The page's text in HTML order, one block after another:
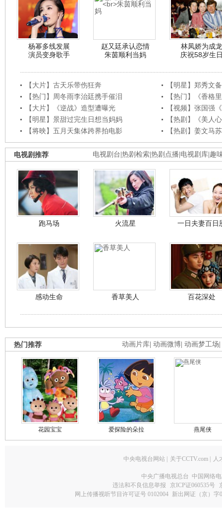
杨幂多线发展
演员变身歌手
赵又廷承认恋情
朱茵顺利当妈
林凤娇为成龙
庆祝58岁生
【大片】古天乐带伤狂奔
【明星】郑秀文
【热门】周冬雨李治廷携手催泪
【热门】《香格
【大片】《逆战》造型遭曝光
【视频】张国强
【明星】景甜过完生日想当妈妈
【热剧】《美人
【将映】五月天集体跨界拍电影
【热剧】姜文马
电视剧台 热剧检索 热剧点播 电视剧库 趣
电视剧推荐
跑马场 火流星 一日夫妻百日
感动生命 香草美人 百花深处
动画片库 动画微博 动画梦工场
热门推荐
花园宝宝 爱探险的朵拉 燕尾侠
中央电视台网站 关于CCTV.com 人
中央广播电视总台 中国网络
违法和不良信息举报
京ICP证060535号
网上传播视听节目许可证号 0102004 新出网证（京）